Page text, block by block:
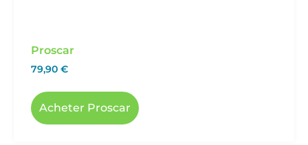
Proscar
79,90 €
Acheter Proscar